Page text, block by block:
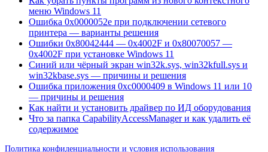
меню Windows 11
Ошибка 0x0000052e при подключении сетевого
принтера — варианты решения
Ошибки 0x80042444 — 0x4002F и 0x80070057 —
0x4002F при установке Windows 11
Синий или чёрный экран win32k.sys, win32kfull.sys и
win32kbase.sys — причины и решения
Ошибка приложения 0xc0000409 в Windows 11 или 10
— причины и решения
Как найти и установить драйвер по ИД оборудования
Что за папка CapabilityAccessManager и как удалить её
содержимое
Политика конфиденциальности и условия использования